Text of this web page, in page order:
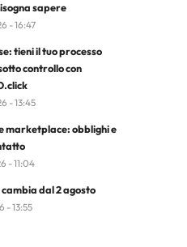
sapere
- 16:47
tieni il tuo processo
controllo con
- 13:45
marketplace: obblighi e
- 11:04
cambia dal 2 agosto
- 13:55